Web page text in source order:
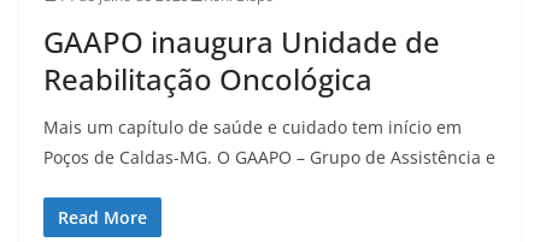
GAAPO inaugura Unidade de
Reabilitação Oncológica
Mais um capítulo de saúde e cuidado tem início em
Poços de Caldas-MG. O GAAPO – Grupo de Assistência e
Read More